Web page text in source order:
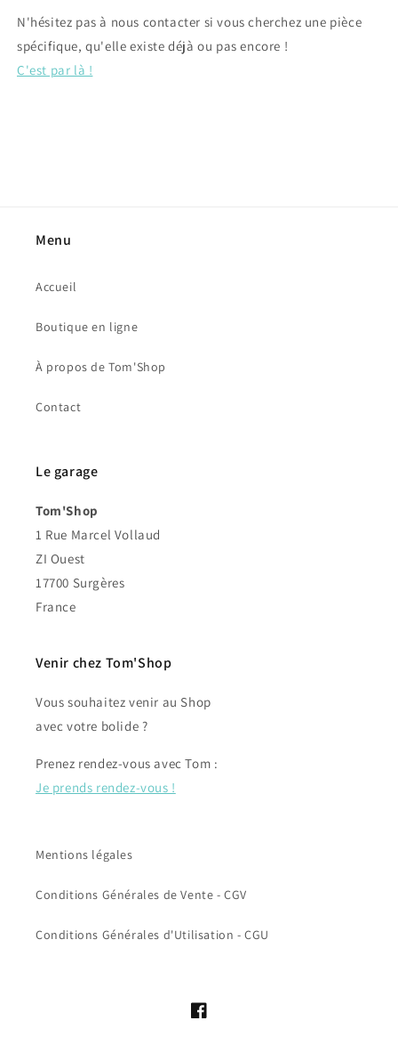
N'hésitez pas à nous contacter si vous cherchez une pièce
spécifique, qu'elle existe déjà ou pas encore !
C'est par là !
Menu
Accueil
Boutique en ligne
À propos de Tom'Shop
Contact
Le garage
Tom'Shop
1 Rue Marcel Vollaud
ZI Ouest
17700 Surgères
France
Venir chez Tom'Shop
Vous souhaitez venir au Shop
avec votre bolide ?
Prenez rendez-vous avec Tom :
Je prends rendez-vous !
Mentions légales
Conditions Générales de Vente - CGV
Conditions Générales d'Utilisation - CGU
Facebook